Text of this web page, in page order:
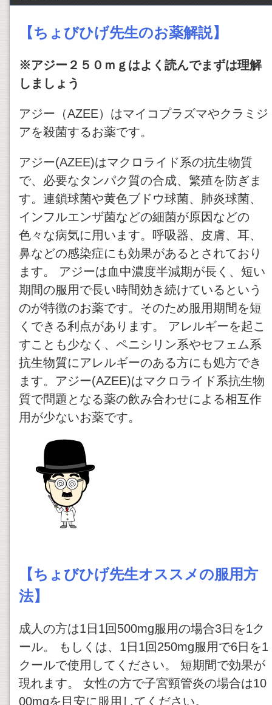
【ちょびひげ先生のお薬解説】
※アジー２５０ｍｇはよく読んでまずは理解
しましょう
アジー（AZEE）はマイコプラズマやクラミジ
アを殺菌するお薬です。
アジー(AZEE)はマクロライド系の抗生物質
で、必要なタンパク質の合成、繁殖を防ぎま
す。連鎖球菌や黄色ブドウ球菌、肺炎球菌、
インフルエンザ菌などの細菌が原因などの
色々な病気に用います。呼吸器、皮膚、耳、
鼻などの感染症にも効果があるとされており
ます。 アジーは血中濃度半減期が長く、短い
期間の服用で長い時間効き続けているという
のが特徴のお薬です。そのため服用期間を短
くできる利点があります。 アレルギーを起こ
すことも少なく、ペニシリン系やセフェム系
抗生物質にアレルギーのある方にも処方でき
ます。アジー(AZEE)はマクロライド系抗生物
質で問題となる薬の飲み合わせによる相互作
用が少ないお薬です。
【ちょびひげ先生オススメの服用方
法】
成人の方は1日1回500mg服用の場合3日を1ク
ール。 もしくは、1日1回250mg服用で6日を1
クールで使用してください。 短期間で効果が
現れます。 女性の方で子宮頸管炎の場合は10
00mgを目安に服用してください。